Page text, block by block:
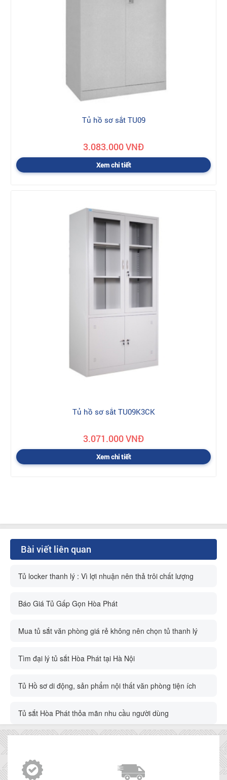
Tủ hồ sơ sắt TU09
3.083.000 VNĐ
Xem chi tiết
Tủ hồ sơ sắt TU09K3CK
3.071.000 VNĐ
Xem chi tiết
Bài viết liên quan
Tủ locker thanh lý : Vì lợi nhuận nên thả trôi chất lượng
Báo Giá Tủ Gấp Gọn Hòa Phát
Mua tủ sắt văn phòng giá rẻ không nên chọn tủ thanh lý
Tìm đại lý tủ sắt Hòa Phát tại Hà Nội
Tủ Hồ sơ di động, sản phẩm nội thất văn phòng tiện ích
Tủ sắt Hòa Phát thỏa mãn nhu cầu người dùng